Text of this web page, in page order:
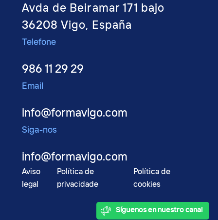
Avda de Beiramar 171 bajo
36208 Vigo, España
Telefone
986 11 29 29
Email
info@formavigo.com
Siga-nos
info@formavigo.com
Aviso
legal
Política de
privacidade
Política de
cookies
2022 © FormaVigo
Síguenos en nuestro canal